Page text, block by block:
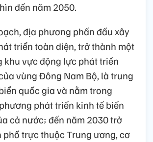
đến năm 2050.
địa phương phấn đấu xây
triển toàn diện, trở thành một
khu vực động lực phát triển
vùng Đông Nam Bộ, là trung
quốc gia và nằm trong
phát triển kinh tế biển
cả nước; đến năm 2030 trở
trực thuộc Trung ương, cơ